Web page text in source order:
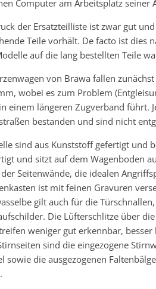
Computer am Arbeitsplatz seiner
der Ersatzteilliste ist zwar gut
Teile vorhält. De facto ist dies
auf die lang bestellten Teile
von Brawa fallen
wobei es zum Problem
einem längeren Zugverband führt.
bestanden und sind nicht
sind aus Kunststoff gefertigt und
und sitzt auf dem Wagenboden
Seitenwände, die idealen
ist mit feinen Gravuren
gilt auch für die
Die Lüfterschlitze über
weniger gut erkennbar,
sind die eingezogene
sowie die ausgezogenen Faltenbälge